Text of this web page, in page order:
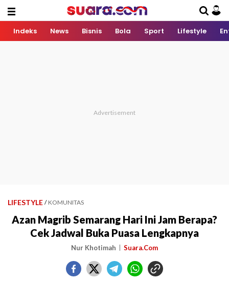
Indeks News Bisnis Bola Sport Lifestyle
LIFESTYLE / KOMUNITAS
Azan Magrib Semarang Hari Ini Jam Berapa?
Cek Jadwal Buka Puasa Lengkapnya
Nur Khotimah Suara.Com